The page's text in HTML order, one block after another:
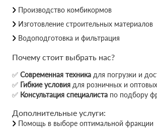
Производство комбикормов
Изготовление строительных материалов
Водоподготовка и фильтрация
Почему стоит выбрать нас?
✅ Современная техника для погрузки и
✅ Гибкие условия для розничных и
✅ Консультация специалиста по подбору
Дополнительные услуги:
Помощь в выборе оптимальной фракции